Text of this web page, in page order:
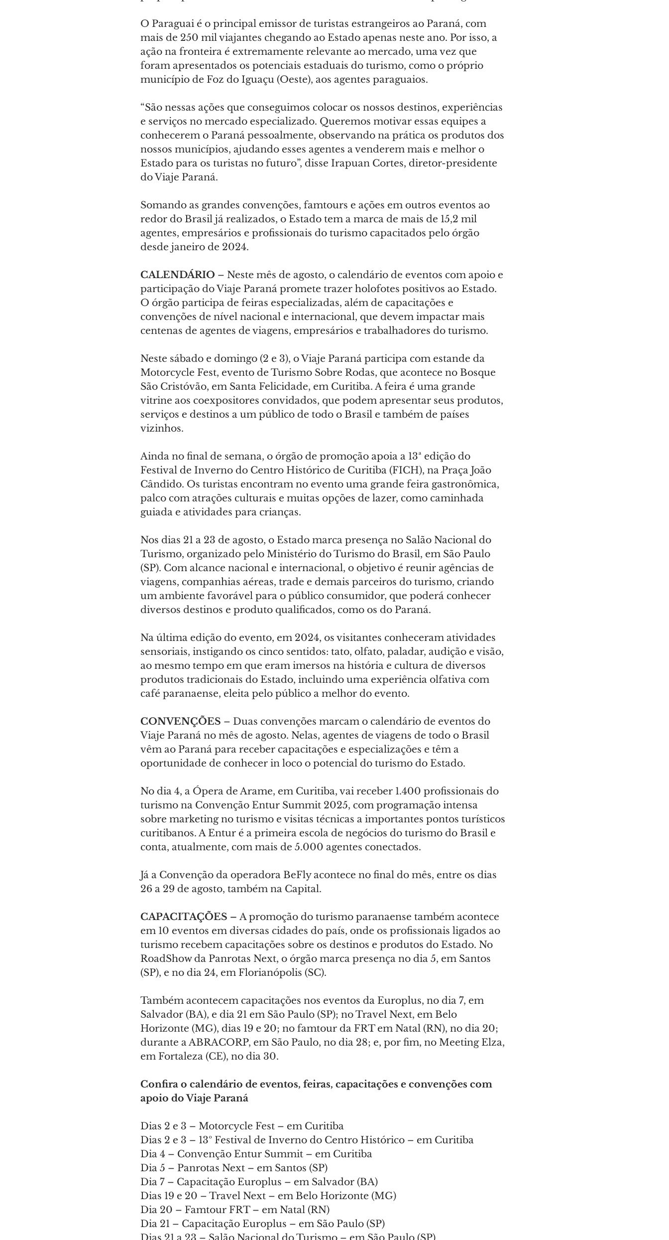
O Paraguai é o principal emissor de turistas estrangeiros ao Paraná, com
mais de 250 mil viajantes chegando ao Estado apenas neste ano. Por isso, a
ação na fronteira é extremamente relevante ao mercado, uma vez que
foram apresentados os potenciais estaduais do turismo, como o próprio
município de Foz do Iguaçu (Oeste), aos agentes paraguaios.
“São nessas ações que conseguimos colocar os nossos destinos, experiências
e serviços no mercado especializado. Queremos motivar essas equipes a
conhecerem o Paraná pessoalmente, observando na prática os produtos dos
nossos municípios, ajudando esses agentes a venderem mais e melhor o
Estado para os turistas no futuro”, disse Irapuan Cortes, diretor-presidente
do Viaje Paraná.
Somando as grandes convenções, famtours e ações em outros eventos ao
redor do Brasil já realizados, o Estado tem a marca de mais de 15,2 mil
agentes, empresários e profissionais do turismo capacitados pelo órgão
desde janeiro de 2024.
CALENDÁRIO – Neste mês de agosto, o calendário de eventos com apoio e
participação do Viaje Paraná promete trazer holofotes positivos ao Estado.
O órgão participa de feiras especializadas, além de capacitações e
convenções de nível nacional e internacional, que devem impactar mais
centenas de agentes de viagens, empresários e trabalhadores do turismo.
Neste sábado e domingo (2 e 3), o Viaje Paraná participa com estande da
Motorcycle Fest, evento de Turismo Sobre Rodas, que acontece no Bosque
São Cristóvão, em Santa Felicidade, em Curitiba. A feira é uma grande
vitrine aos coexpositores convidados, que podem apresentar seus produtos,
serviços e destinos a um público de todo o Brasil e também de países
vizinhos.
Ainda no final de semana, o órgão de promoção apoia a 13ª edição do
Festival de Inverno do Centro Histórico de Curitiba (FICH), na Praça João
Cândido. Os turistas encontram no evento uma grande feira gastronômica,
palco com atrações culturais e muitas opções de lazer, como caminhada
guiada e atividades para crianças.
Nos dias 21 a 23 de agosto, o Estado marca presença no Salão Nacional do
Turismo, organizado pelo Ministério do Turismo do Brasil, em São Paulo
(SP). Com alcance nacional e internacional, o objetivo é reunir agências de
viagens, companhias aéreas, trade e demais parceiros do turismo, criando
um ambiente favorável para o público consumidor, que poderá conhecer
diversos destinos e produto qualificados, como os do Paraná.
Na última edição do evento, em 2024, os visitantes conheceram atividades
sensoriais, instigando os cinco sentidos: tato, olfato, paladar, audição e visão,
ao mesmo tempo em que eram imersos na história e cultura de diversos
produtos tradicionais do Estado, incluindo uma experiência olfativa com
café paranaense, eleita pelo público a melhor do evento.
CONVENÇÕES – Duas convenções marcam o calendário de eventos do
Viaje Paraná no mês de agosto. Nelas, agentes de viagens de todo o Brasil
vêm ao Paraná para receber capacitações e especializações e têm a
oportunidade de conhecer in loco o potencial do turismo do Estado.
No dia 4, a Ópera de Arame, em Curitiba, vai receber 1.400 profissionais do
turismo na Convenção Entur Summit 2025, com programação intensa
sobre marketing no turismo e visitas técnicas a importantes pontos turísticos
curitibanos. A Entur é a primeira escola de negócios do turismo do Brasil e
conta, atualmente, com mais de 5.000 agentes conectados.
Já a Convenção da operadora BeFly acontece no final do mês, entre os dias
26 a 29 de agosto, também na Capital.
CAPACITAÇÕES – A promoção do turismo paranaense também acontece
em 10 eventos em diversas cidades do país, onde os profissionais ligados ao
turismo recebem capacitações sobre os destinos e produtos do Estado. No
RoadShow da Panrotas Next, o órgão marca presença no dia 5, em Santos
(SP), e no dia 24, em Florianópolis (SC).
Também acontecem capacitações nos eventos da Europlus, no dia 7, em
Salvador (BA), e dia 21 em São Paulo (SP); no Travel Next, em Belo
Horizonte (MG), dias 19 e 20; no famtour da FRT em Natal (RN), no dia 20;
durante a ABRACORP, em São Paulo, no dia 28; e, por fim, no Meeting Elza,
em Fortaleza (CE), no dia 30.
Confira o calendário de eventos, feiras, capacitações e convenções com
apoio do Viaje Paraná
Dias 2 e 3 – Motorcycle Fest – em Curitiba
Dias 2 e 3 – 13º Festival de Inverno do Centro Histórico – em Curitiba
Dia 4 – Convenção Entur Summit – em Curitiba
Dia 5 – Panrotas Next – em Santos (SP)
Dia 7 – Capacitação Europlus – em Salvador (BA)
Dias 19 e 20 – Travel Next – em Belo Horizonte (MG)
Dia 20 – Famtour FRT – em Natal (RN)
Dia 21 – Capacitação Europlus – em São Paulo (SP)